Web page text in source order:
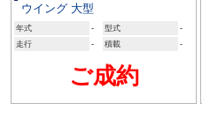
ウイング 大型
年式 - 型式
-
走行
- 積載 -
ご成約